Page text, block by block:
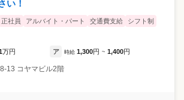
い！
正社員 アルバイト・パート 交通費支給
シフト制
万円 ア 時給 1,300円 ~ 1,400円
13 コヤマビル2階